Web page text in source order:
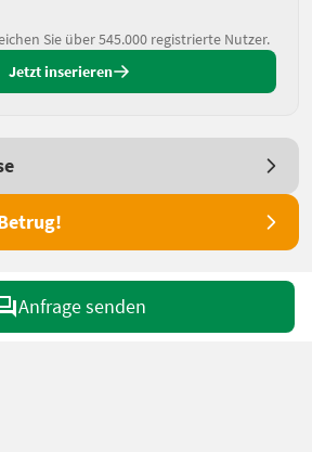
Sie über 545.000 registrierte Nutzer.
Jetzt inserieren
Anfrage senden